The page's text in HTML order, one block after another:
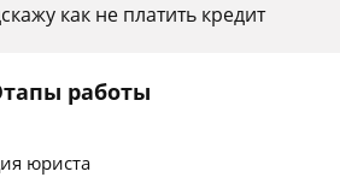
как не платить кредит
работы
юриста